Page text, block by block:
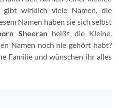
wirklich viele Namen, die
Namen haben sie sich selbst
Sheeranheißt die Kleine.
Namen noch nie gehört habt?
Familie und wünschen ihr alles